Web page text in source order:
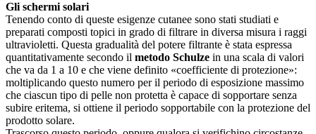
Gli schermi solari
Tenendo conto di queste esigenze cutanee sono stati studiati e
preparati composti topici in grado di filtrare in diversa misura i raggi
ultravioletti. Questa gradualità del potere filtrante è stata espressa
quantitativamente secondo il metodo Schulze in una scala di valori
che va da 1 a 10 e che viene definito «coefficiente di protezione»:
moltiplicando questo numero per il periodo di esposizione massimo
che ciascun tipo di pelle non protetta è capace di sopportare senza
subire eritema, si ottiene il periodo sopportabile con la protezione del
prodotto solare.